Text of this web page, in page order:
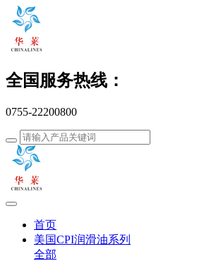
全国服务热线：
0755-22200800
首页
美国CPI润滑油系列
全部